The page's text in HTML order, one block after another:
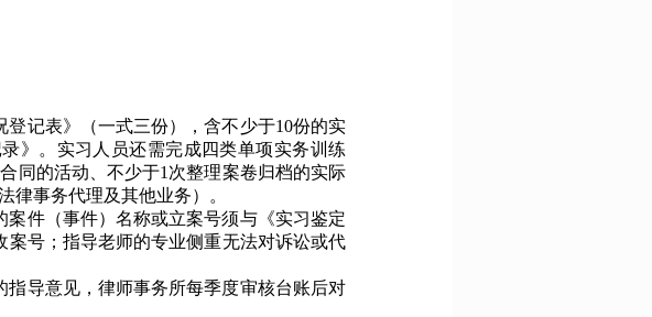
登记表》（一式三份），含不少于10份的实
》
。 实习人员还需完成四类单项实务训练
同的活动、不少于1次整理案卷归档的实际
律事务代理及其他业务）。
件（事件）名称或立案号须与《实习鉴定
号；指导老师的专业侧重无法对诉讼或代
指导意见，律师事务所每季度审核台账后对